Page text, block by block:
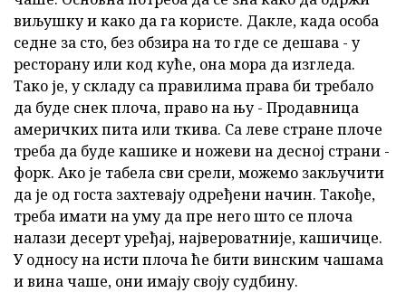
виљушку и како да га користе. Дакле, када особа
седне за сто, без обзира на то где се дешава - у
ресторану или код куће, она мора да изгледа.
Тако је, у складу са правилима права би требало
да буде снек плоча, право на њу - Продавница
америчких пита или ткива. Са леве стране плоче
треба да буде кашике и ножеви на десној страни -
форк. Ако је табела сви срели, можемо закључити
да је од госта захтевају одређени начин. Такође,
треба имати на уму да пре него што се плоча
налази десерт уређај, највероватније, кашичице.
У односу на исти плоча ће бити винским чашама
и вина чаше, они имају своју судбину.